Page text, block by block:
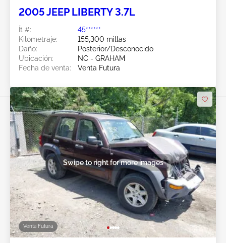
2005 JEEP LIBERTY 3.7L
Ít #:
45******
Kilometraje:
155,300 millas
Daño:
Posterior/Desconocido
Ubicación:
NC - GRAHAM
Fecha de venta:
Venta Futura
Venta Futura
Swipe to right for more images